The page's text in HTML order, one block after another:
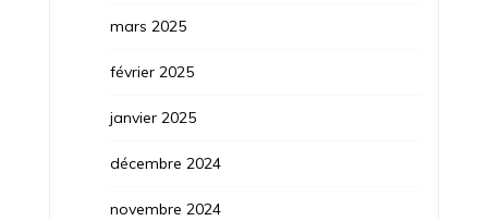
mars 2025
février 2025
janvier 2025
décembre 2024
novembre 2024